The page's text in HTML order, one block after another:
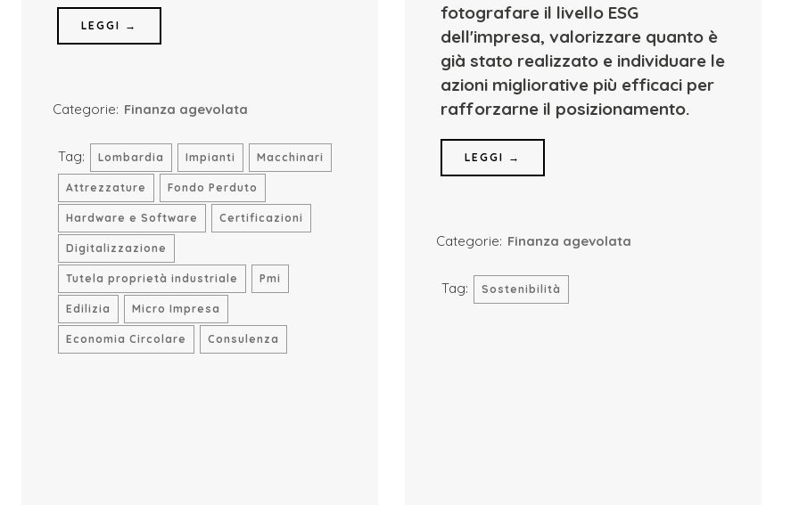
LEGGI →
Categorie: Finanza agevolata
Tag: Lombardia Impianti Macchinari
Attrezzature Fondo Perduto
Hardware e Software Certificazioni
Digitalizzazione
Tutela proprietà industriale Pmi
Edilizia Micro Impresa
Economia Circolare Consulenza
fotografare il livello ESG
dell'impresa, valorizzare quanto è
già stato realizzato e individuare le
azioni migliorative più efficaci per
rafforzarne il posizionamento.
LEGGI →
Categorie: Finanza agevolata
Tag: Sostenibilità